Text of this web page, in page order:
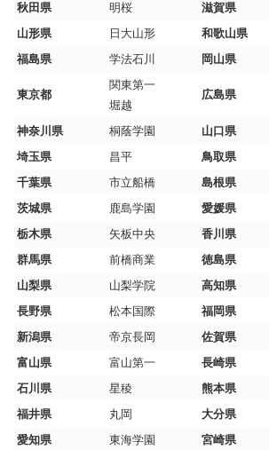
秋田県
明桜 滋賀県
山形県
日大山形 和歌山県
福島県
学法石川 岡山県
東京都
関東第一
堀越
広島県
神奈川県 桐蔭学園 山口県
埼玉県
昌平 鳥取県
千葉県
市立船橋 島根県
茨城県
鹿島学園 愛媛県
栃木県
矢板中央 香川県
群馬県
前橋商業 徳島県
山梨県
山梨学院 高知県
長野県
松本国際 福岡県
新潟県
帝京長岡 佐賀県
富山県
富山第一 長崎県
石川県
星稜 熊本県
福井県
丸岡 大分県
愛知県
東海学園 宮崎県